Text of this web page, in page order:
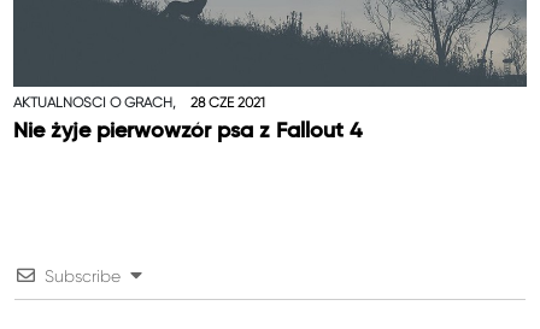
AKTUALNOŚCI O GRACH, 28 CZE 2021
Nie żyje pierwowzór psa z Fallout 4
Subscribe